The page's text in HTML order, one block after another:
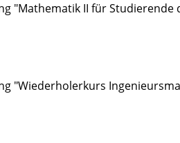
"Mathematik II für Studierende
"Wiederholerkurs